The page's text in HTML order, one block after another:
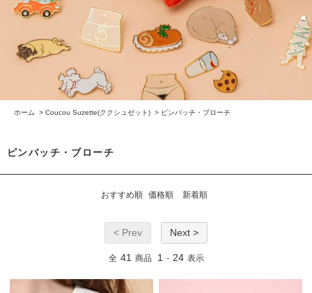
ホーム > Coucou Suzette(ククシュゼット) > ピンバッチ・ブローチ
ピンバッチ・ブローチ
おすすめ順 価格順 新着順
< Prev Next >
全 41 商品 1 - 24 表示